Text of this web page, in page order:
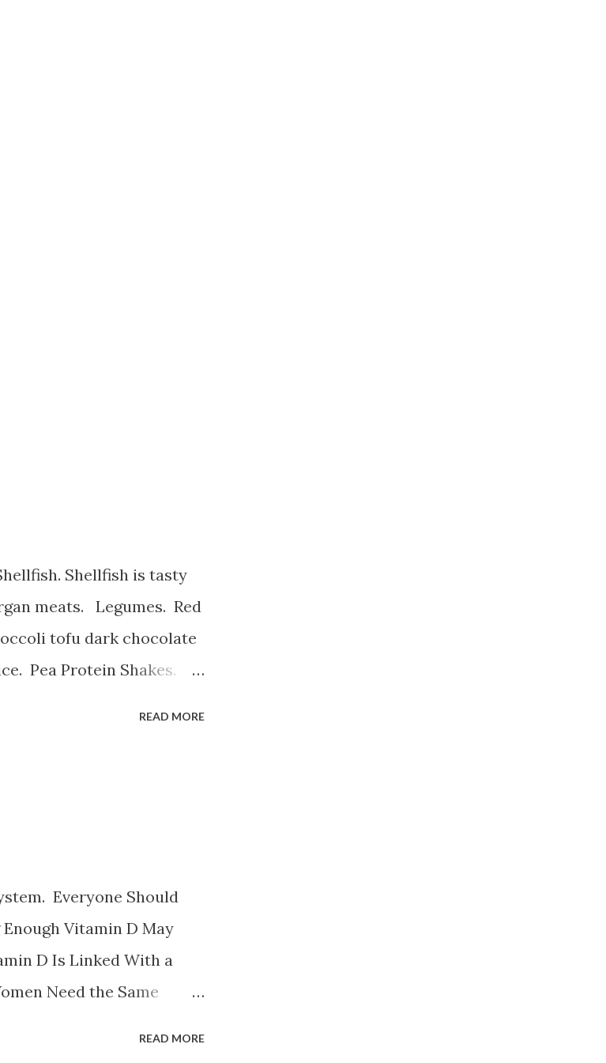
meats. Legumes. Red
tofu dark chocolate
Pea Protein Shakes.
پسته بادام وبادام
سینه درد سرگیجه
READ MORE
Everyone Should
Vitamin D May
D Is Linked With a
Need the Same
READ MORE